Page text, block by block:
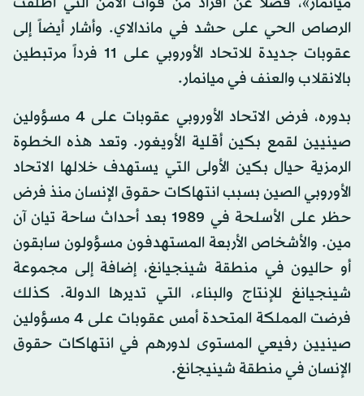
الرصاص الحي على حشد في ماندالاي. وأشار أيضاً إلى
عقوبات جديدة للاتحاد الأوروبي على 11 فرداً مرتبطين
بالانقلاب والعنف في ميانمار.
بدوره، فرض الاتحاد الأوروبي عقوبات على 4 مسؤولين
صينيين لقمع بكين أقلية الأويغور. وتعد هذه الخطوة
الرمزية حيال بكين الأولى التي يستهدف خلالها الاتحاد
الأوروبي الصين بسبب انتهاكات حقوق الإنسان منذ فرض
حظر على الأسلحة في 1989 بعد أحداث ساحة تيان آن
مين. والأشخاص الأربعة المستهدفون مسؤولون سابقون
أو حاليون في منطقة شينجيانغ، إضافة إلى مجموعة
شينجيانغ للإنتاج والبناء، التي تديرها الدولة. كذلك
فرضت المملكة المتحدة أمس عقوبات على 4 مسؤولين
صينيين رفيعي المستوى لدورهم في انتهاكات حقوق
الإنسان في منطقة شينيجانغ.